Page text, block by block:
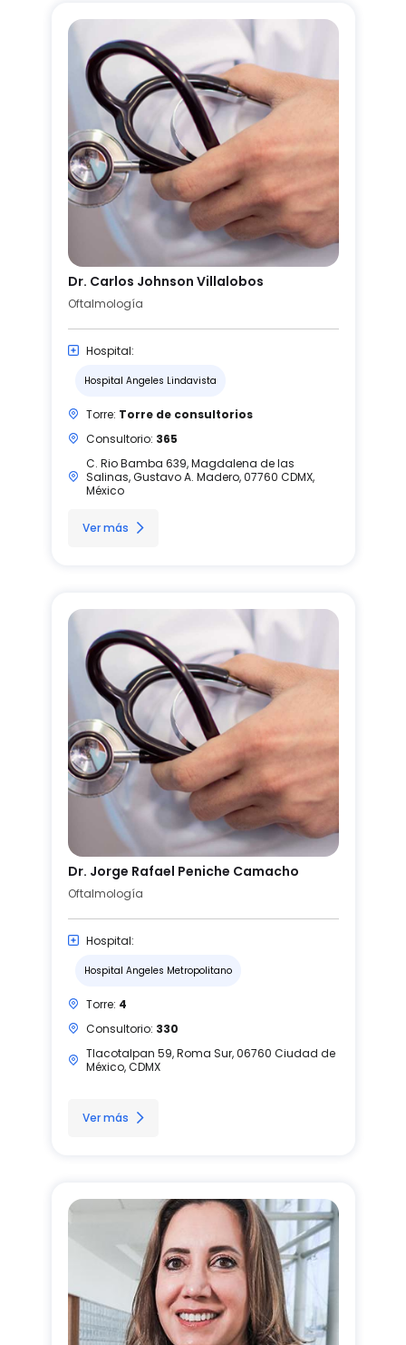
Dr. Carlos Johnson Villalobos
Oftalmología
Hospital:
Hospital Angeles Lindavista
Torre: Torre de consultorios
Consultorio: 365
C. Rio Bamba 639, Magdalena de las
Salinas, Gustavo A. Madero, 07760 CDMX,
México
Ver más
Dr. Jorge Rafael Peniche Camacho
Oftalmología
Hospital:
Hospital Angeles Metropolitano
Torre: 4
Consultorio: 330
Tlacotalpan 59, Roma Sur, 06760 Ciudad de
México, CDMX
Ver más